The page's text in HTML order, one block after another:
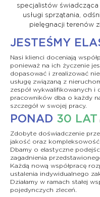
specjalistów
usługi sprzątania,
pielęgnacji terenów
JESTEŚMY
Nasi klienci doceniają
ponieważ na ich życzenie
dopasować i zrealizować
usługę związaną z
zespół wykwalifikowanych i
pracowników dba o każdy
szczegół w swojej pracy.
PONAD 30 LAT
Zdobyte doświadczenie
jakość oraz kompleksowość
Dbamy o elastyczne
zagadnienia
Każdą nową współpracę
ustalenia indywidualnego
Działamy w ramach stałej
pojedynczych zleceń.